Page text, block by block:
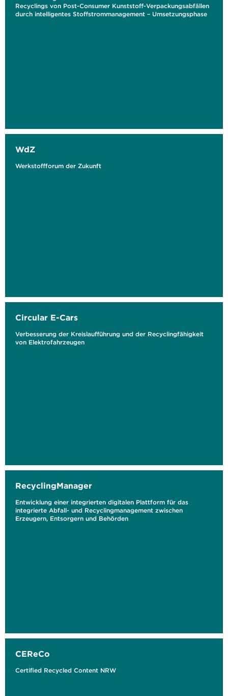
Recyclings von Post-Consumer Kunststoff-Verpackungsabfällen
durch intelligentes Stoffstrommanagement – Umsetzungsphase
WdZ
Werkstoffforum der Zukunft
Circular E-Cars
Verbesserung der Kreislaufführung und der Recyclingfähigkeit
von Elektrofahrzeugen
RecyclingManager
Entwicklung einer integrierten digitalen Plattform für das
integrierte Abfall- und Recyclingmanagement zwischen
Erzeugern, Entsorgern und Behörden
CEReCo
Certified Recycled Content NRW